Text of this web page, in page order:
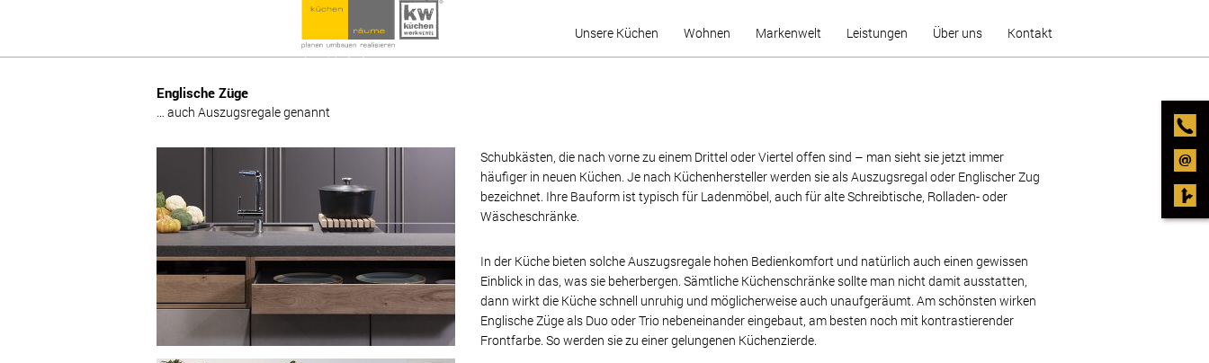
Unsere Küchen
Vorher-Nachher
Welcher Küchen-Typ sind
Sie?
Wohnen Markenwelt Leistungen Über uns Kontakt
Englische Züge
… auch Auszugsregale genannt
Schubkästen, die nach vorne zu einem Drittel oder Viertel offen sind – man sieht sie jetzt immer
häufiger in neuen Küchen. Je nach Küchenhersteller werden sie als Auszugsregal oder Englischer Zug
bezeichnet. Ihre Bauform ist typisch für Ladenmöbel, auch für alte Schreibtische, Rolladen- oder
Wäscheschränke.
In der Küche bieten solche Auszugsregale hohen Bedienkomfort und natürlich auch einen gewissen
Einblick in das, was sie beherbergen. Sämtliche Küchenschränke sollte man nicht damit ausstatten,
dann wirkt die Küche schnell unruhig und möglicherweise auch unaufgeräumt. Am schönsten wirken
Englische Züge als Duo oder Trio nebeneinander eingebaut, am besten noch mit kontrastierender
Frontfarbe. So werden sie zu einer gelungenen Küchenzierde.